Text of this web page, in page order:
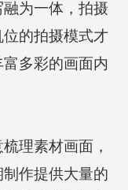
为一体，拍摄
的拍摄模式才
多彩的画面内
理素材画面，
作提供大量的